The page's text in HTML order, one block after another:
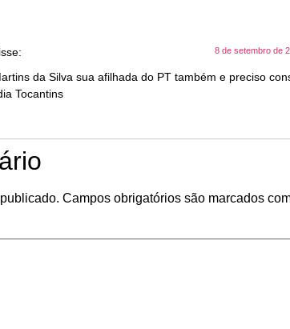
8 de setembro de
da Silva sua afilhada do PT também e preciso
Tocantins
Campos obrigatórios são marcados